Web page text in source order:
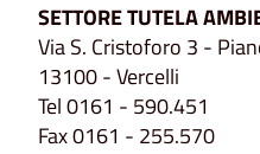
SETTORE TUTELA
Via S. Cristoforo 3 -
13100 - Vercelli
Tel 0161 - 590.451
Fax 0161 - 255.570